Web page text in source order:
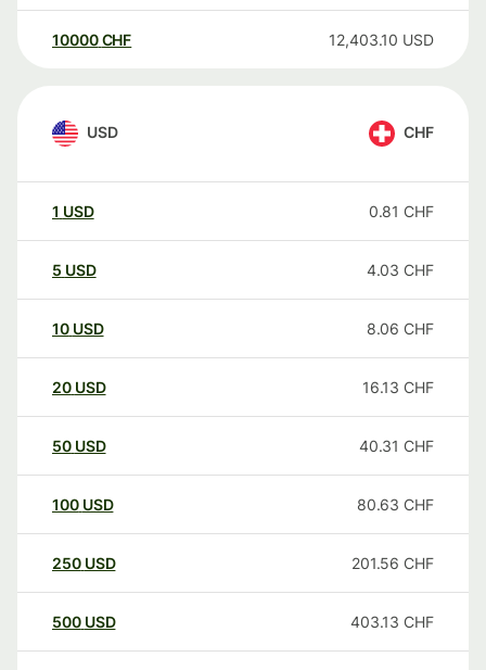
10000 CHF 12,403.10 USD
USD CHF
1 USD 0.81 CHF
5 USD 4.03 CHF
10 USD 8.06 CHF
20 USD 16.13 CHF
50 USD 40.31 CHF
100 USD 80.63 CHF
250 USD 201.56 CHF
500 USD 403.13 CHF